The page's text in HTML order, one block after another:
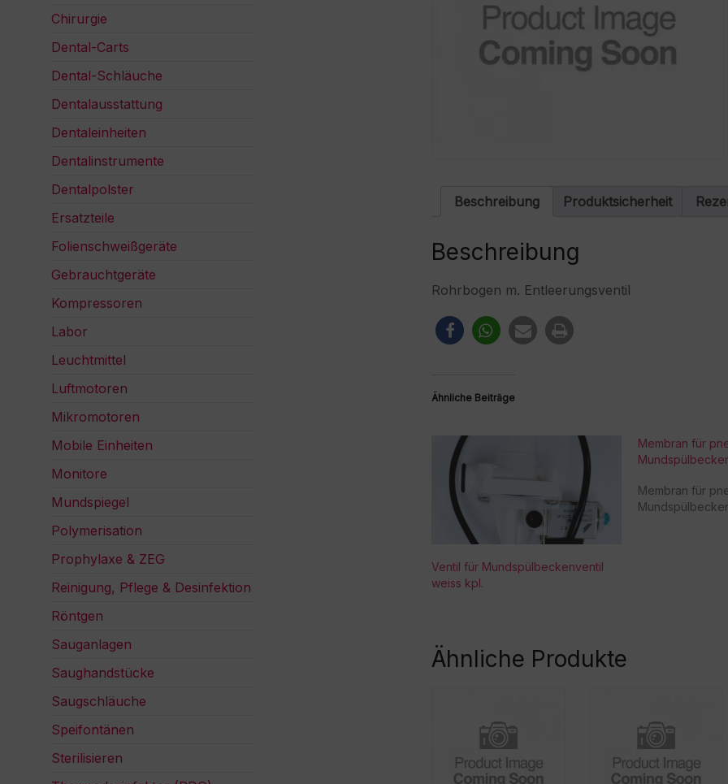
Beschreibung Produktsicherheit
Beschreibung
Rohrbogen m. Entleerungsventil
Ähnliche Beiträge
Ventil für Mundspülbeckenventil
weiss kpl.
Membran für
Membran für
Ähnliche Produkte
Chirurgie
Dental-Carts
Dental-Schläuche
Dentalausstattung
Dentaleinheiten
Dentalinstrumente
Dentalpolster
Ersatzteile
Folienschweißgeräte
Gebrauchtgeräte
Kompressoren
Labor
Leuchtmittel
Luftmotoren
Mikromotoren
Mobile Einheiten
Monitore
Mundspiegel
Polymerisation
Prophylaxe & ZEG
Reinigung, Pflege & Desinfektion
Röntgen
Sauganlagen
Saughandstücke
Saugschläuche
Speifontänen
Sterilisieren